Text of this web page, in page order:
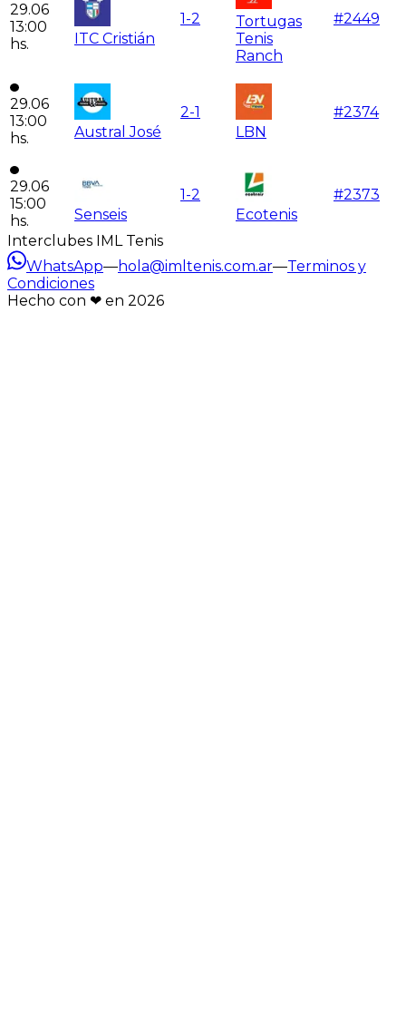
29.06
13:00
hs.
ITC Cristián
1-2
Tortugas
Tenis
Ranch
#2449
29.06
13:00
hs.
Austral José
2-1
LBN
#2374
29.06
15:00
hs.
Senseis
1-2
Ecotenis
#2373
Interclubes IML Tenis
WhatsApp—hola@imltenis.com.ar—Terminos y
Condiciones
Hecho con ❤︎ en 2026